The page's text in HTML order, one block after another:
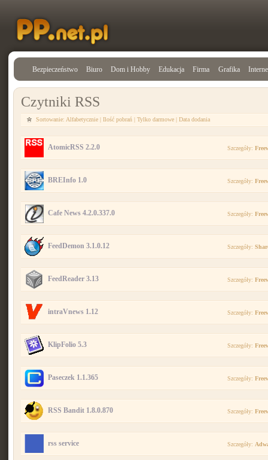
Bezpieczeństwo Biuro Dom i Hobby Edukacja Firma Grafika
Czytniki RSS
Sortowanie: Alfabetycznie | Ilość pobrań | Tylko darmowe | Data dodania
AtomicRSS 2.2.0 Szczegóły:
BREInfo 1.0 Szczegóły:
Cafe News 4.2.0.337.0 Szczegóły:
FeedDemon 3.1.0.12 Szczegóły:
FeedReader 3.13 Szczegóły:
intraVnews 1.12 Szczegóły:
KlipFolio 5.3 Szczegóły:
Paseczek 1.1.365 Szczegóły:
RSS Bandit 1.8.0.870 Szczegóły:
rss service Szczegóły: